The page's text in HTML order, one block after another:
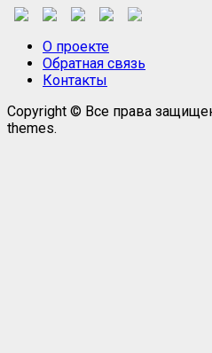
О проекте
Обратная связь
Контакты
Copyright © Все права
themes.